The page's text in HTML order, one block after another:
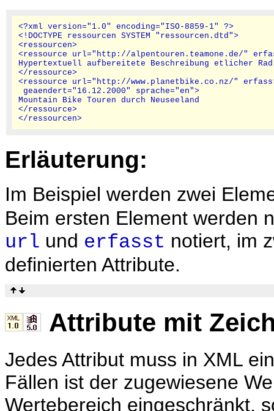
<?xml version="1.0" encoding="ISO-8859-1" ?>
<!DOCTYPE ressourcen SYSTEM "ressourcen.dtd">
<ressourcen>
<ressource url="http://alpentouren.teamone.de/"
Hypertextuell aufbereitete Beschreibung etlicher Rad-
</ressource>
<ressource url="http://www.planetbike.co.nz/"
geaendert="16.12.2000" sprache="en">
Mountain Bike Touren durch Neuseeland
</ressource>
Erläuterung:
Im Beispiel werden zwei
Beim ersten Element werden
url und erfasst notiert, im
definierten Attribute.
Attribute mit
Jedes Attribut muss in XML
Fällen ist der zugewiesene
Wertebereich eingeschränkt,